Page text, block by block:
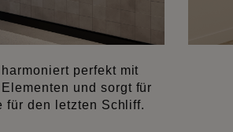
perfekt mit
und sorgt für
für den letzten Schliff.